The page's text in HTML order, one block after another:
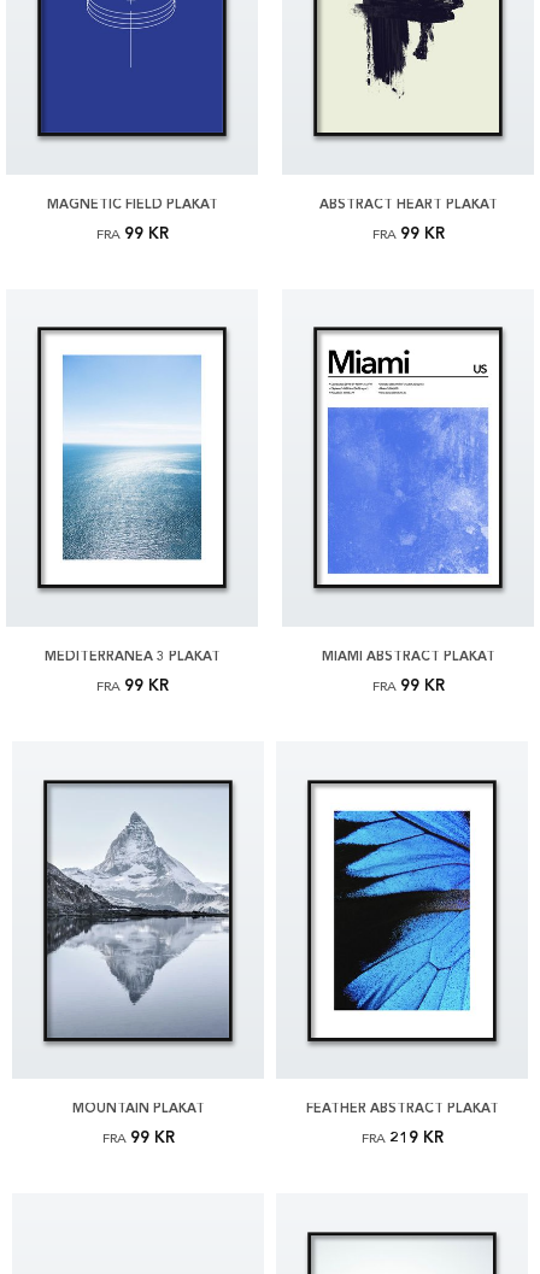
MAGNETIC FIELD PLAKAT
FRA 99 KR
ABSTRACT HEART PLAKAT
FRA 99 KR
MEDITERRANEA 3 PLAKAT
FRA 99 KR
MIAMI ABSTRACT PLAKAT
FRA 99 KR
MOUNTAIN PLAKAT
FRA 99 KR
FEATHER ABSTRACT PLAKAT
FRA 219 KR